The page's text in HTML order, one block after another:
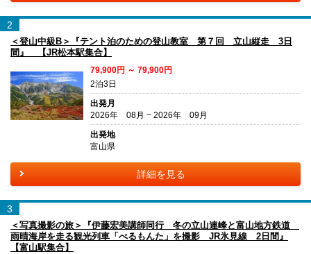
2
＜登山中級B＞『テント泊のための登山教室 第７回 立山縦走 3日
間』 【JR松本駅集合】
79,900円 ～ 79,900円
2泊3日
出発月
2026年 08月 ~ 2026年 09月
出発地
富山県
詳細を見る
3
＜写真撮影の旅＞『伊藤宏美講師同行 冬の立山連峰と富山地方鉄道
雨晴海岸を走る観光列車「べるもんた」を撮影 JR氷見線 2日間』
【富山駅集合】